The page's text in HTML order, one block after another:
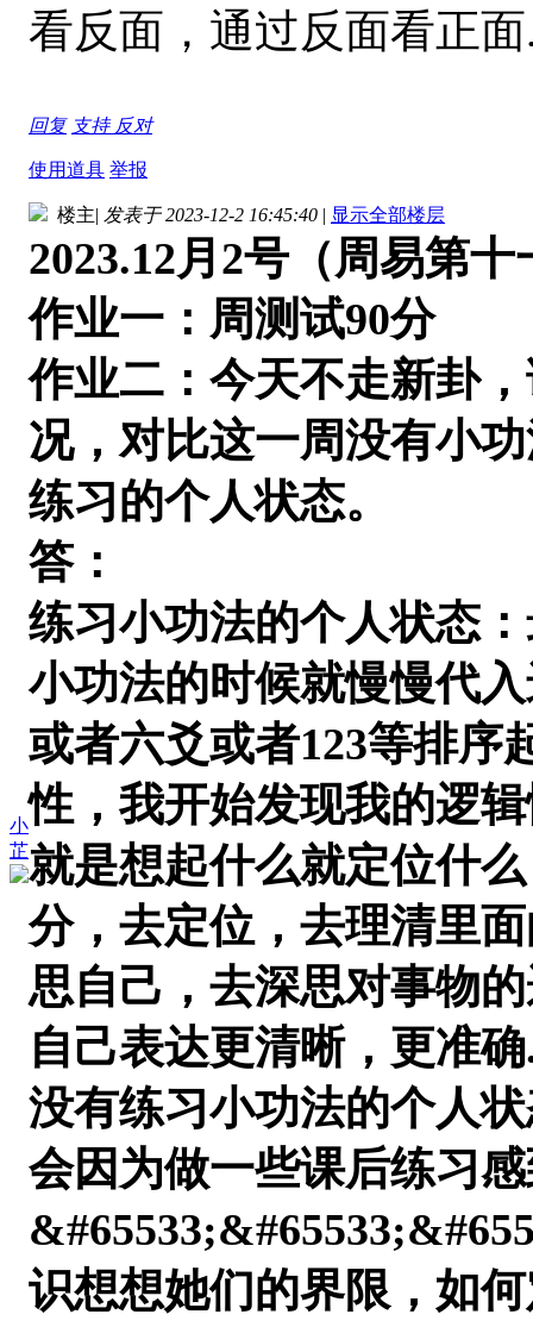
看反面，通过反面看正
回复 支持 反对
使用道具 举报
小
芷
楼主| 发表于 2023-12-2 16:45:40 | 显示全部楼层
2023.12月2号（周易第十
作业一：周测试90分
作业二：今天不走新卦
况，对比这一周没有小
练习的个人状态。
答：
练习小功法的个人状态
小功法的时候就慢慢代
或者六爻或者123等排序
性，我开始发现我的逻
就是想起什么就定位什
分，去定位，去理清里
思自己，去深思对事物
自己表达更清晰，更准
没有练习小功法的个人
会因为做一些课后练习
识想想她们的界限，如